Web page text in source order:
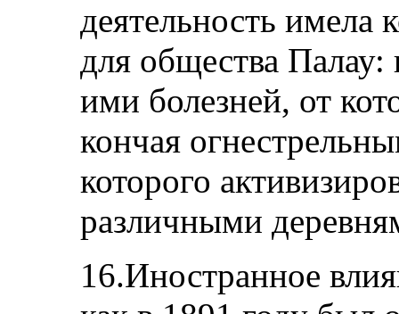
деятельность имела
для общества Палау:
ими болезней, от
кончая
которого
различными
16.Иностранное